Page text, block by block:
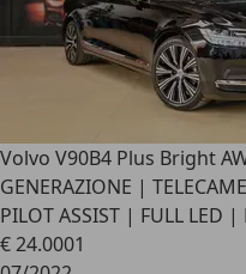
Volvo V90B4 Plus Bright
GENERAZIONE |
PILOT ASSIST | FULL LED |
€ 24.0001